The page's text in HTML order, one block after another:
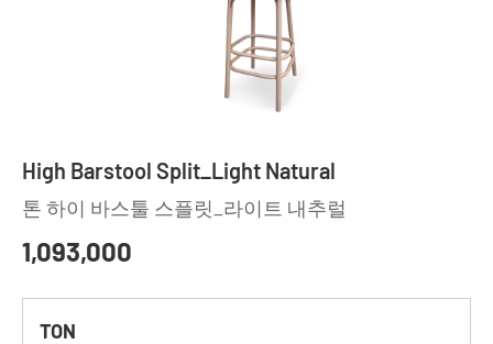
High Barstool Split_Light Natural
톤 하이 바스툴 스플릿_라이트 내추럴
1,093,000
TON